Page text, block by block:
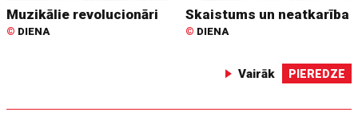
Muzikālie revolucionāri
© DIENA
Skaistums un neatkarība
© DIENA
Vairāk PIEREDZE